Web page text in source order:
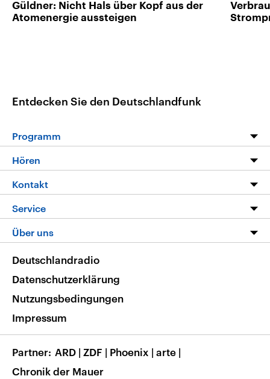
Güldner: Nicht Hals über Kopf aus der
Atomenergie aussteigen
Entdecken Sie den Deutschlandfunk
Programm
Programm
Die Nachrichten
Nachrichtenleicht
Neue Beiträge auf dlf.de
Hören
Livestream
Podcasts
Deutschlandfunk App
Nachrichten App
Frequenzen
Kontakt
Hörerservice
Service
FAQ
Veranstaltungen
Musikliste
RSS
Über uns
Barrierefreiheit
Deutschlandradio
Datenschutzerklärung
Nutzungsbedingungen
Impressum
Partner ARD | ZDF | Phoenix | arte |
Chronik der Mauer